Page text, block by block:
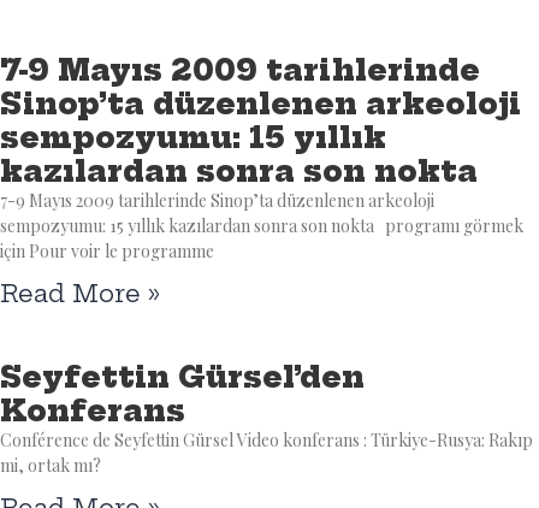
7-9 Mayıs 2009 tarihlerinde
Sinop’ta düzenlenen arkeoloji
sempozyumu: 15 yıllık
kazılardan sonra son nokta
7-9 Mayıs 2009 tarihlerinde Sinop’ta düzenlenen arkeoloji
sempozyumu: 15 yıllık kazılardan sonra son nokta programı görmek
için Pour voir le programme
Read More »
Seyfettin Gürsel’den
Konferans
Conférence de Seyfettin Gürsel Video konferans : Türkiye-Rusya: Rakıp
mi, ortak mı?